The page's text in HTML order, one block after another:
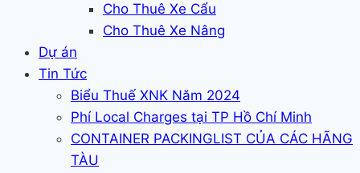
Cho Thuê Xe Cẩu
Cho Thuê Xe Nâng
Dự án
Tin Tức
Biểu Thuế XNK Năm 2024
Phí Local Charges tại TP Hồ Chí Minh
CONTAINER PACKINGLIST CỦA CÁC HÃNG
TÀU